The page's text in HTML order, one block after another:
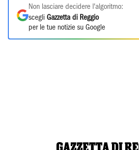
Non lasciare decidere l'algoritmo:
scegli Gazzetta di Reggio
per le tue notizie su Google